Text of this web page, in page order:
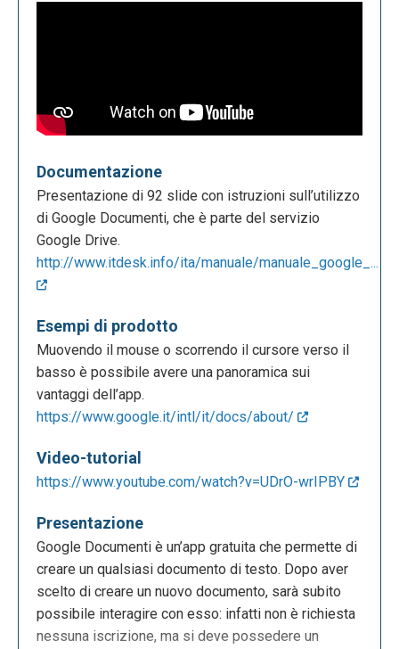
Documentazione
Presentazione di 92 slide con istruzioni sull’utilizzo
di Google Documenti, che è parte del servizio
Google Drive.
http://www.itdesk.info/ita/manuale/manuale_google_...
Esempi di prodotto
Muovendo il mouse o scorrendo il cursore verso il
basso è possibile avere una panoramica sui
vantaggi dell’app.
https://www.google.it/intl/it/docs/about/
Video-tutorial
https://www.youtube.com/watch?v=UDrO-wrIPBY
Presentazione
Google Documenti è un’app gratuita che permette di
creare un qualsiasi documento di testo. Dopo aver
scelto di creare un nuovo documento, sarà subito
possibile interagire con esso: infatti non è richiesta
nessuna iscrizione, ma si deve possedere un